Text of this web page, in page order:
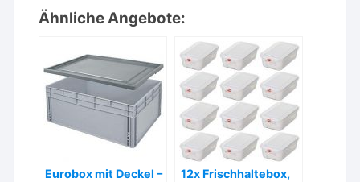
Ähnliche Angebote:
Eurobox mit Deckel –
12x Frischhaltebox,